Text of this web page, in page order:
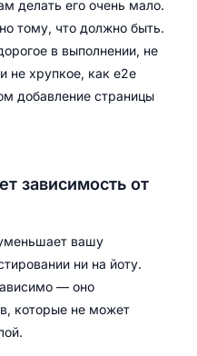
делать его очень мало.
тому, что должно быть.
в выполнении, не
не хрупкое, как e2e
добавление страницы
зависимость от
вашу
ни на йоту.
— оно
которые не может